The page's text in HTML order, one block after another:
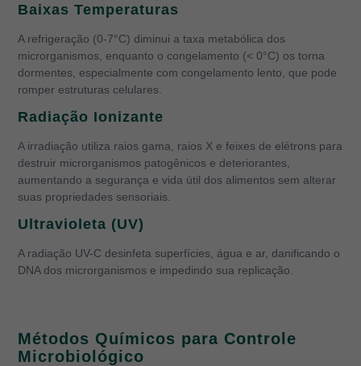
Baixas Temperaturas
A refrigeração (0-7°C) diminui a taxa metabólica dos
microrganismos, enquanto o congelamento (< 0°C) os torna
dormentes, especialmente com congelamento lento, que pode
romper estruturas celulares.
Radiação Ionizante
A irradiação utiliza raios gama, raios X e feixes de elétrons para
destruir microrganismos patogênicos e deteriorantes,
aumentando a segurança e vida útil dos alimentos sem alterar
suas propriedades sensoriais.
Ultravioleta (UV)
A radiação UV-C desinfeta superfícies, água e ar, danificando o
DNA dos microrganismos e impedindo sua replicação.
Métodos Químicos para Controle
Microbiológico